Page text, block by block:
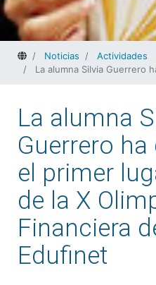
HomeNoticias
Actividades
La alumna Silvia Guerrero ha quedado en el primer
La alumna
Guerrero
el primer
de la X
Financiera
Edufinet